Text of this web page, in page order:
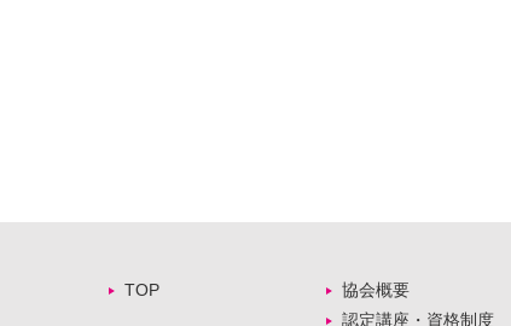
TOP
協会概要
認定講座・資格制度